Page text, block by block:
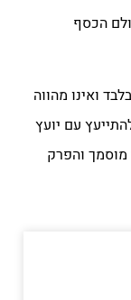
הכסף
ואינו מהווה
עם יועץ
מוסמך והפרק